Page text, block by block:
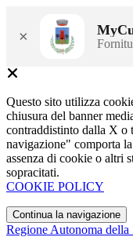
×
Questo sito utilizza
chiusura del banner
contraddistinto dalla X o
navigazione" comporta
assenza di cookie o altri
sopracitati.
COOKIE POLICY
Continua la navigazione
Regione Autonoma della